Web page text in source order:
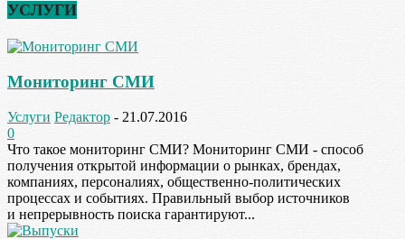
УСЛУГИ
Мониторинг СМИ
Услуги Редактор - 21.07.2016
0
Что такое мониторинг СМИ? Мониторинг СМИ - способ
получения открытой информации о рынках, брендах,
компаниях, персоналиях, общественно-политических
процессах и событиях. Правильный выбор источников
и непрерывность поиска гарантируют...